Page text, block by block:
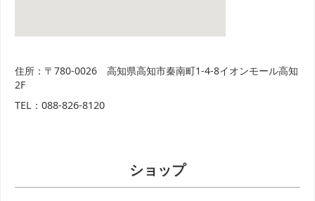
住所：〒780-0026 高知県高知市秦南町1-4-8イオンモール高知
2F
TEL：088-826-8120
ショップ